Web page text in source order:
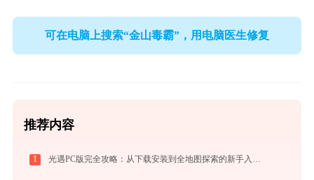
可在电脑上搜索“金山毒霸”，用电脑医生修复
推荐内容
1 光遇PC版完全攻略：从下载安装到全地图探索的新手入门指南（2026最新）